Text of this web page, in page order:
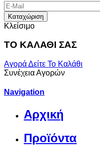
Καταχώριση
Κλείσιμο
ΤΟ ΚΑΛΑΘΙ ΣΑΣ
ΑγοράΔείτε Το Καλάθι
Συνέχεια Αγορών
Navigation
Αρχική
Προϊόντα